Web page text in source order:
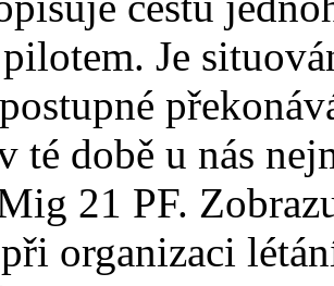
Je
té době u nás
21 PF.
organizaci